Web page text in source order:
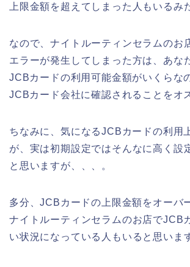
上限金額を超えてしまった人もいるみ
なので、ナイトルーティンセラムのお
エラーが発生してしまった方は、あな
JCBカードの利用可能金額がいくらな
JCBカード会社に確認されることをオ
ちなみに、気になるJCBカードの利用
が、実は初期設定ではそんなに高く設
と思いますが、、、。
多分、JCBカードの上限金額をオーバ
ナイトルーティンセラムのお店でJCB
い状況になっている人もいると思いま